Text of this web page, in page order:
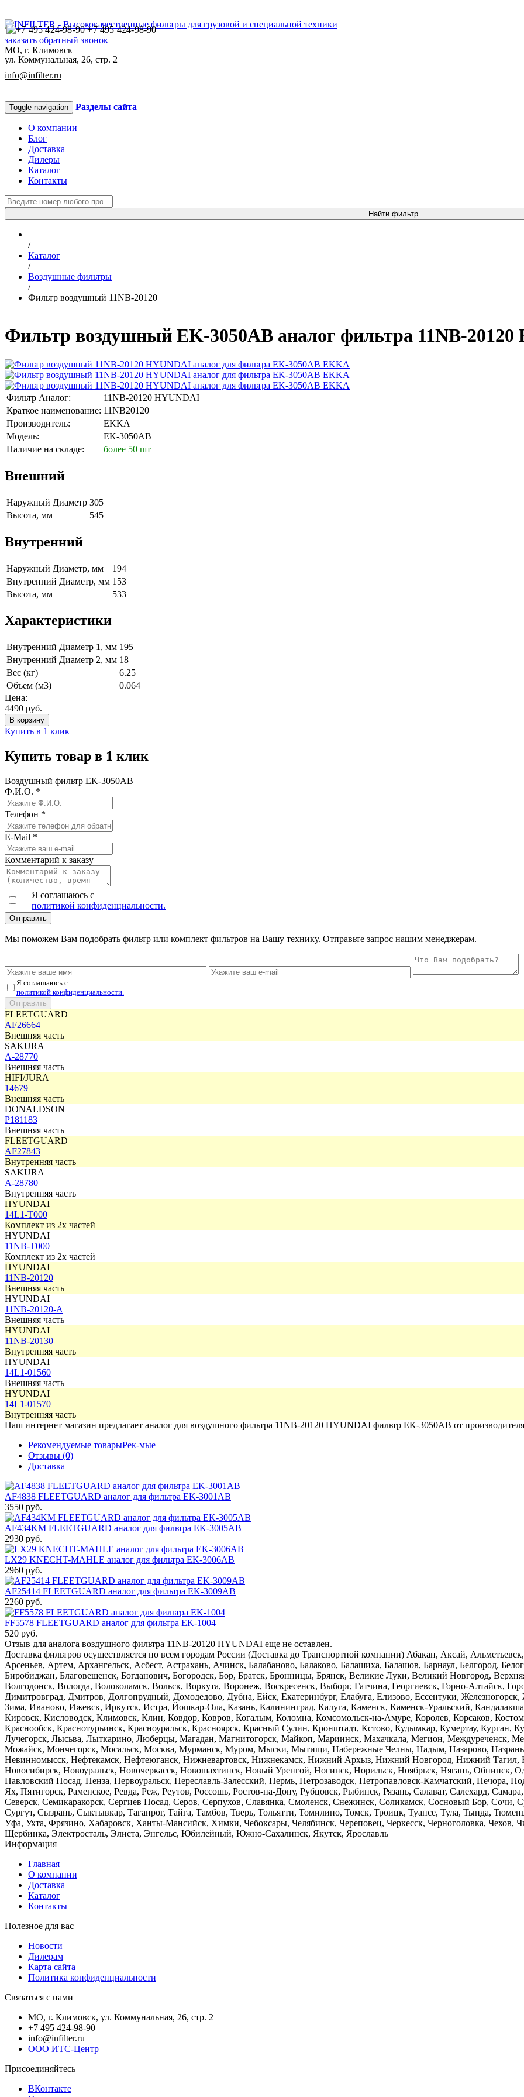
+7 495 424-98-90
заказать обратный звонок
МО, г. Климовск
ул. Коммунальная, 26, стр. 2
info@infilter.ru
Toggle navigation Разделы сайта
О компании
Блог
Доставка
Дилеры
Каталог
Контакты
Найти фильтр
/
Каталог
/
Воздушные фильтры
/
Фильтр воздушный 11NB-20120
Фильтр воздушный EK-3050AB аналог фильтра 11NB-
Фильтр Аналог:
11NB-20120 HYUNDAI
Краткое наименование: 11NB20120
Производитель:
EKKA
Модель:
EK-3050AB
Наличие на складе:
более 50 шт
Внешний
Наружный Диаметр 305
Высота, мм
545
Внутренний
Наружный Диаметр, мм
194
Внутренний Диаметр, мм 153
Высота, мм
533
Характеристики
Внутренний Диаметр 1, мм 195
Внутренний Диаметр 2, мм 18
Вес (кг)
6.25
Объем (м3)
0.064
Цена:
4490 руб.
Купить в 1 клик
Купить товар в 1 клик
Воздушный фильтр EK-3050AB
Ф.И.О. *
Телефон *
E-Mail *
Комментарий к заказу
Я соглашаюсь с
политикой конфиденциальности.
Мы поможем Вам подобрать фильтр или комплект фильтров на Вашу технику. Отправьте запрос нашим менеджерам.
Я соглашаюсь с
политикой конфиденциальности.
FLEETGUARD
AF26664
Внешняя часть
SAKURA
A-28770
Внешняя часть
HIFI/JURA
14679
Внешняя часть
DONALDSON
P181183
Внешняя часть
FLEETGUARD
AF27843
Внутренняя часть
SAKURA
A-28780
Внутренняя часть
HYUNDAI
14L1-T000
Комплект из 2х частей
HYUNDAI
11NB-T000
Комплект из 2х частей
HYUNDAI
11NB-20120
Внешняя часть
HYUNDAI
11NB-20120-A
Внешняя часть
HYUNDAI
11NB-20130
Внутренняя часть
HYUNDAI
14L1-01560
Внешняя часть
HYUNDAI
14L1-01570
Внутренняя часть
Наш интернет магазин предлагает аналог для воздушного фильтра 11NB-20120 HYUNDAI фильтр EK-3050AB от производителя
Рекомендуемые товарыРек-мые
Отзывы (0)
Доставка
AF4838 FLEETGUARD аналог для фильтра EK-3001AB
3550 руб.
AF434KM FLEETGUARD аналог для фильтра EK-3005AB
2930 руб.
LX29 KNECHT-MAHLE аналог для фильтра EK-3006AB
2960 руб.
AF25414 FLEETGUARD аналог для фильтра EK-3009AB
2260 руб.
FF5578 FLEETGUARD аналог для фильтра EK-1004
520 руб.
Отзыв для аналога воздушного фильтра 11NB-20120 HYUNDAI еще не оставлен.
Доставка фильтров осуществляется по всем городам России (Доставка до Транспортной компании) Абакан, Аксай,
Арсеньев, Артем, Архангельск, Асбест, Астрахань, Ачинск, Балабаново, Балаково, Балашиха, Балашов, Барнаул, Белгород,
Биробиджан, Благовещенск, Богданович, Богородск, Бор, Братск, Бронницы, Брянск, Великие Луки, Великий Новгород,
Волгодонск, Вологда, Волоколамск, Вольск, Воркута, Воронеж, Воскресенск, Выборг, Гатчина, Георгиевск, Горно-Алтайск,
Димитровград, Дмитров, Долгопрудный, Домодедово, Дубна, Ейск, Екатеринбург, Елабуга, Елизово, Ессентуки,
Зима, Иваново, Ижевск, Иркутск, Истра, Йошкар-Ола, Казань, Калининград, Калуга, Каменск, Каменск-Уральский,
Кировск, Кисловодск, Климовск, Клин, Ковдор, Ковров, Когалым, Коломна, Комсомольск-на-Амуре, Королев, Корсаков,
Краснообск, Краснотурьинск, Красноуральск, Красноярск, Красный Сулин, Кронштадт, Кстово, Кудымкар, Кумертау,
Лучегорск, Лысьва, Лыткарино, Люберцы, Магадан, Магнитогорск, Майкоп, Мариинск, Махачкала, Мегион, Междуреченск,
Можайск, Мончегорск, Мосальск, Москва, Мурманск, Муром, Мыски, Мытищи, Набережные Челны, Надым, Назарово,
Невинномысск, Нефтекамск, Нефтеюганск, Нижневартовск, Нижнекамск, Нижний Архыз, Нижний Новгород, Нижний Тагил,
Новосибирск, Новоуральск, Новочеркасск, Новошахтинск, Новый Уренгой, Ногинск, Норильск, Ноябрьск, Нягань, Обнинск,
Павловский Посад, Пенза, Первоуральск, Переславль-Залесский, Пермь, Петрозаводск, Петропавловск-Камчатский,
Ях, Пятигорск, Раменское, Ревда, Реж, Реутов, Россошь, Ростов-на-Дону, Рубцовск, Рыбинск, Рязань, Салават, Салехард,
Северск, Семикаракорск, Сергиев Посад, Серов, Серпухов, Славянка, Смоленск, Снежинск, Соликамск, Сосновый Бор, Сочи,
Сургут, Сызрань, Сыктывкар, Таганрог, Тайга, Тамбов, Тверь, Тольятти, Томилино, Томск, Троицк, Туапсе, Тула, Тында,
Уфа, Ухта, Фрязино, Хабаровск, Ханты-Мансийск, Химки, Чебоксары, Челябинск, Череповец, Черкесск, Черноголовка,
Щербинка, Электросталь, Элиста, Энгельс, Юбилейный, Южно-Сахалинск, Якутск, Ярославль
Информация
Главная
О компании
Доставка
Каталог
Контакты
Полезное для вас
Новости
Дилерам
Карта сайта
Политика конфиденциальности
Связаться с нами
МО, г. Климовск, ул. Коммунальная, 26, стр. 2
+7 495 424-98-90
info@infilter.ru
ООО ИТС-Центр
Присоединяйтесь
ВКонтакте